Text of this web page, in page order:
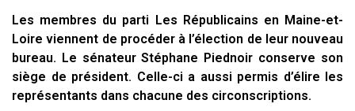
Les membres du parti Les Républicains en Maine-et-
Loire viennent de procéder à l’élection de leur nouveau
bureau. Le sénateur Stéphane Piednoir conserve son
siège de président. Celle-ci a aussi permis d’élire les
représentants dans chacune des circonscriptions.